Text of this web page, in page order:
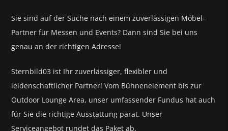
Sie sind auf der Suche nach einem zuverlässigen Möbel-
Partner für Messen und Events? Dann sind Sie bei uns
genau an der richtigen Adresse!
Sternbild03 ist Ihr zuverlässiger, flexibler und
leidenschaftlicher Partner! Vom Bühnenelement bis zur
Outdoor Lounge Area, unser umfassender Fundus hat auch
für Sie die richtige Ausstattung parat. Unser
Serviceangebot rundet das Paket ab.